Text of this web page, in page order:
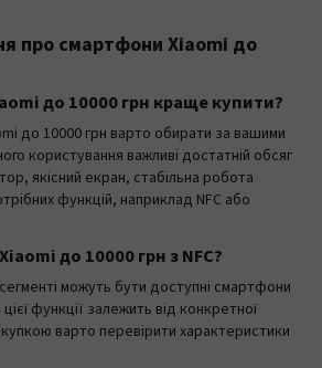
про смартфони Xiaomi до
до 10000 грн краще купити?
до 10000 грн варто обирати за вашими
користування важливі достатній обсяг
якісний екран, стабільна робота
функцій, наприклад NFC або
до 10000 грн з NFC?
можуть бути доступні смартфони
функції залежить від конкретної
варто перевірити характеристики